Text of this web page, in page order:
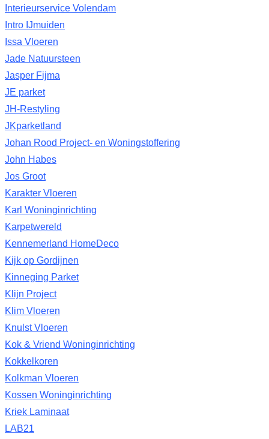
Interieurservice Volendam
Intro IJmuiden
Issa Vloeren
Jade Natuursteen
Jasper Fijma
JE parket
JH-Restyling
JKparketland
Johan Rood Project- en Woningstoffering
John Habes
Jos Groot
Karakter Vloeren
Karl Woninginrichting
Karpetwereld
Kennemerland HomeDeco
Kijk op Gordijnen
Kinneging Parket
Klijn Project
Klim Vloeren
Knulst Vloeren
Kok & Vriend Woninginrichting
Kokkelkoren
Kolkman Vloeren
Kossen Woninginrichting
Kriek Laminaat
LAB21